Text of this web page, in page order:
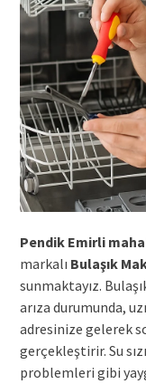
Pendik Emirli
markalı Bulaşık
sunmaktayız.
arıza durumunda,
adresinize gelerek
gerçekleştirir. Su
problemleri gibi